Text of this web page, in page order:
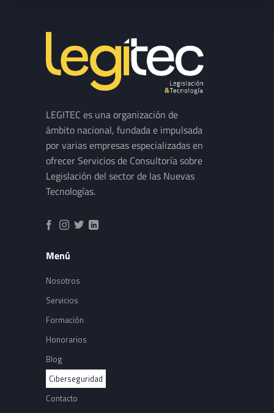
LEGITEC es una organización de
ámbito nacional, fundada e impulsada
por varias empresas especializadas en
ofrecer Servicios de Consultoría sobre
Legislación del sector de las Nuevas
Tecnologías.
Menú
Nosotros
Servicios
Formación
Honorarios
Blog
Ciberseguridad
Contacto